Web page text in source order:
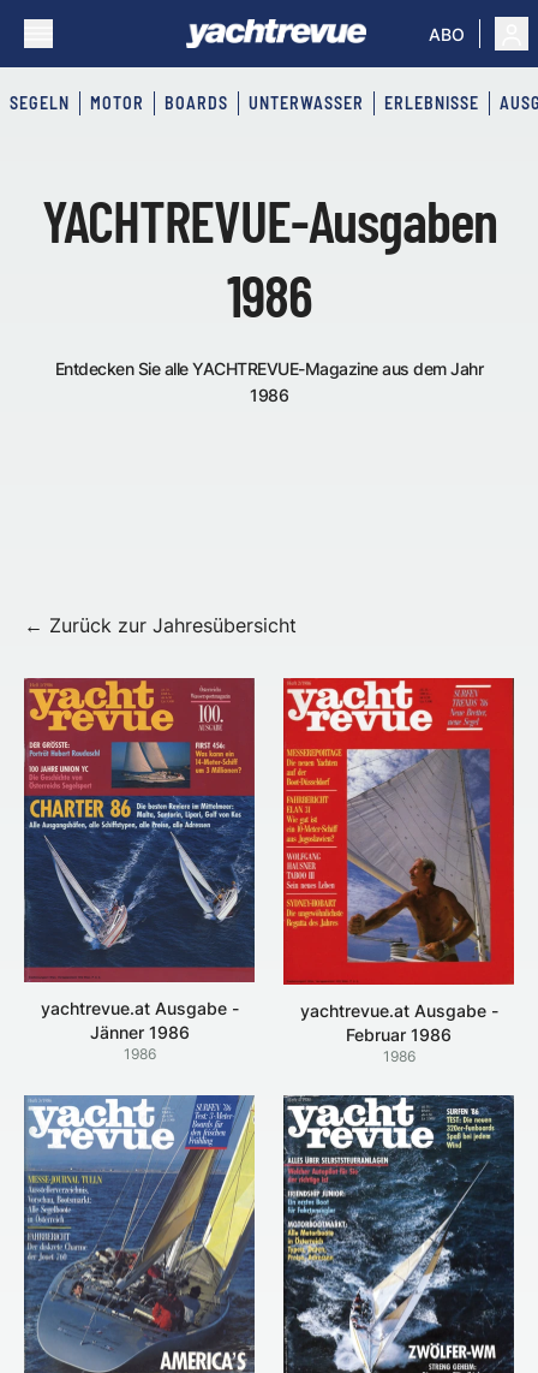
ABO
SEGELN MOTOR BOARDS UNTERWASSER ERLEBNISSE
YACHTREVUE-Ausgaben
1986
Entdecken Sie alle YACHTREVUE-Magazine aus dem Jahr
1986
← Zurück zur Jahresübersicht
yachtrevue.at Ausgabe -
Jänner 1986
1986
yachtrevue.at Ausgabe -
Februar 1986
1986